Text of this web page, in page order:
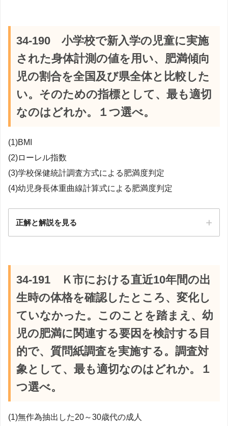
34-190 小学校で新入学の児童に実施
された身体計測の値を用い、肥満傾向
児の割合を全国及び県全体と比較した
い。そのための指標として、最も適切
なのはどれか。１つ選べ。
(1)BMI
(2)ローレル指数
(3)学校保健統計調査方式による肥満度判定
(4)幼児身長体重曲線計算式による肥満度判定
正解と解説を見る
34-191 Ｋ市における直近10年間の出
生時の体格を確認したところ、変化し
ていなかった。このことを踏まえ、幼
児の肥満に関連する要因を検討する目
的で、質問紙調査を実施する。調査対
象として、最も適切なのはどれか。１
つ選べ。
(1)無作為抽出した20～30歳代の成人